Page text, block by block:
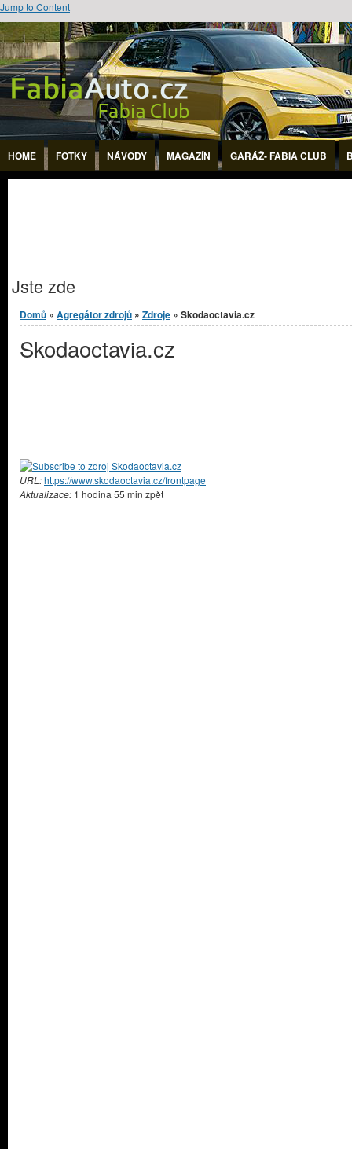
Jump to Content
HOME FOTKY NÁVODY MAGAZÍN GARÁŽ- FABIA CLUB
Jste zde
Domů » Agregátor zdrojů » Zdroje » Skodaoctavia.cz
Skodaoctavia.cz
URL:https://www.skodaoctavia.cz/frontpage
Aktualizace: 1 hodina 55 min zpět